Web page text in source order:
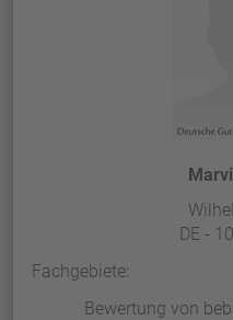
DE -
Fachgebiete:
Bewertung von